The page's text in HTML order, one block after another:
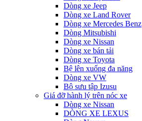
Dòng xe Jeep
Dòng xe Land Rover
Dòng xe Mercedes Benz
Dòng Mitsubishi
Dòng xe Nissan
Dòng xe bán tải
Dòng xe Toyota
Bệ lên xuống đa năng
Dòng xe VW
Bộ sưu tập Izusu
Giá đỡ hành lý trên nóc xe
Dòng xe Nissan
DÒNG XE LEXUS